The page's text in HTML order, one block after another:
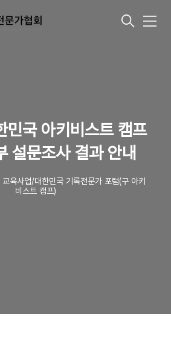
메
민국 아키비스트 캠프
설문조사 결과 안내
교육사업/대한민국 기록전문가 포럼(구 아키
비스트 캠프)